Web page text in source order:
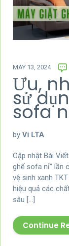
MAY 13, 2024
Ưu,
sử
sofa
by Vi LTA
Cập nhật Bài
ghế sofa nỉ” lần
vệ sinh xanh
hiệu quả các
sâu […]
Continue